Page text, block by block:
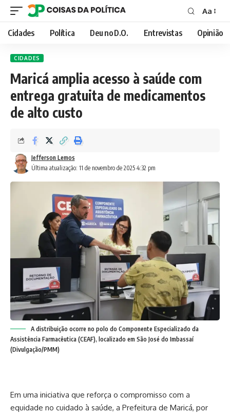
Font
Resizer
Aa
Cidades Política Deu no D.O. Entrevistas Opinião
CIDADES
Maricá amplia acesso à saúde com
entrega gratuita de medicamentos
de alto custo
Última atualização: 11 de novembro de 2025 4:32 pm
Jefferson Lemos
A distribuição ocorre no polo do Componente Especializado da
Assistência Farmacêutica (CEAF), localizado em São José do Imbassaí
(Divulgação/PMM)
Em uma iniciativa que reforça o compromisso com a
equidade no cuidado à saúde, a Prefeitura de Maricá, por